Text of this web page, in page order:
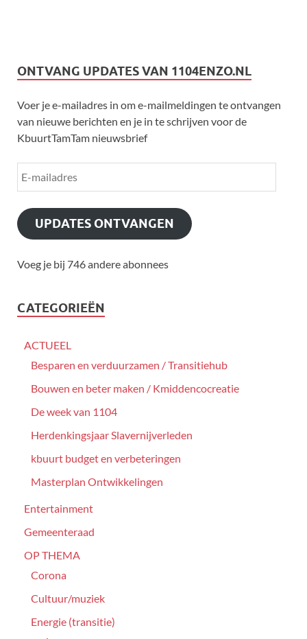
ONTVANG UPDATES VAN 1104ENZO.NL
Voer je e-mailadres in om e-mailmeldingen te ontvangen
van nieuwe berichten en je in te schrijven voor de
KbuurtTamTam nieuwsbrief
UPDATES ONTVANGEN
Voeg je bij 746 andere abonnees
CATEGORIEËN
ACTUEEL
Besparen en verduurzamen / Transitiehub
Bouwen en beter maken / Kmiddencocreatie
De week van 1104
Herdenkingsjaar Slavernijverleden
kbuurt budget en verbeteringen
Masterplan Ontwikkelingen
Entertainment
Gemeenteraad
OP THEMA
Corona
Cultuur/muziek
Energie (transitie)